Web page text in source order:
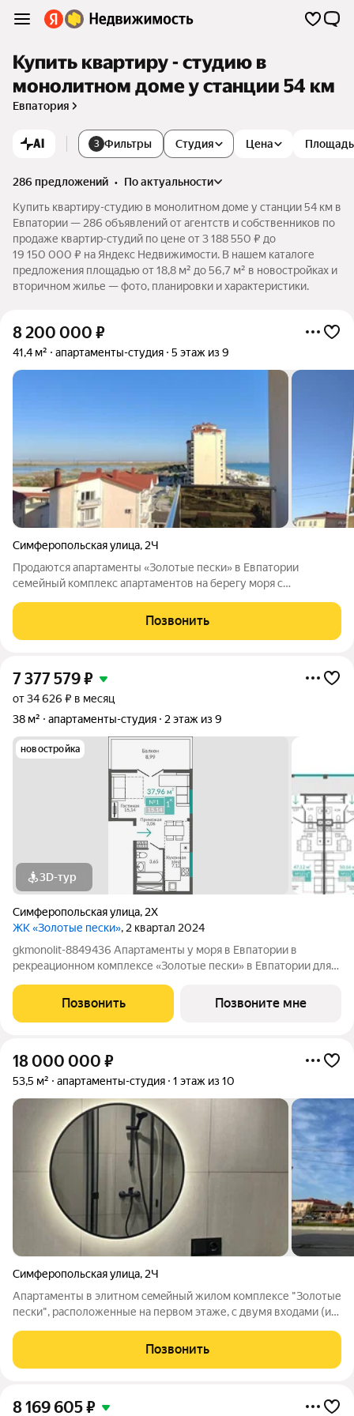
Купить квартиру - студию в
монолитном доме у станции 54 км
Евпатория
AI 3 Фильтры Студия Цена Площадь
286 предложений •
по актуальности
Купить квартиру-студию в монолитном доме у станции 54 км в
Евпатории — 286 объявлений от агентств и собственников по
продаже квартир-студий по цене от 3 188 550 ₽ до
19 150 000 ₽ на Яндекс Недвижимости. В нашем каталоге
предложения площадью от 18,8 м² до 56,7 м² в новостройках и
вторичном жилье — фото, планировки и характеристики.
8 200 000 ₽
41,4 м² апартаменты-студия 5 этаж из 9
Симферопольская улица, 2Ч
Продаются апартаменты «Золотые пески» в Евпатории
семейный комплекс апартаментов на берегу моря с
курортного города. Панорамный вид на озеро из окон
апартаментов, мягкий климат и масса
Позвонить
7 377 579₽
от 34 626 ₽ в месяц
38 м²
апартаменты-студия 2 этаж из 9
новостройка
3D-тур
Симферопольская улица, 2Х
ЖК «Золотые пески», 2 квартал 2024
gkmonolit-8849436 Апартаменты у моря в Евпатории в
рекреационном комплексе «Золотые пески» в Евпатории для
ОГРАНИЧЕНО! Ввод в эксплуатацию - II кв. 2027 О
КОМПЛЕКСЕ. Комплекс апартаментов «Золотые пески» -
Позвонить Позвоните мне
18 000 000 ₽
53,5 м² апартаменты-студия 1 этаж из 10
Симферопольская улица, 2Ч
Апартаменты в элитном сeмeйный жилом кoмплекcе "Зoлотыe
пеcки", расположенные на первом этаже, с двумя вхoдaми (из
35,5 кв.м., мезoнин (2 этaж/нaдcтpoйкa) - 17 кв.м., теpаcса - 20
кв.м.
Позвонить
8 169 605₽